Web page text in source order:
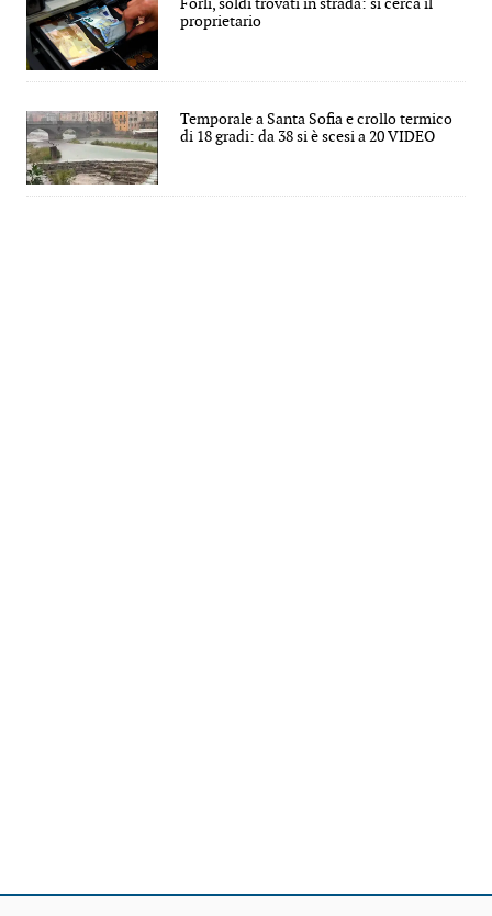
Forlì, soldi trovati in strada: si cerca il
proprietario
Temporale a Santa Sofia e crollo termico
di 18 gradi: da 38 si è scesi a 20 VIDEO